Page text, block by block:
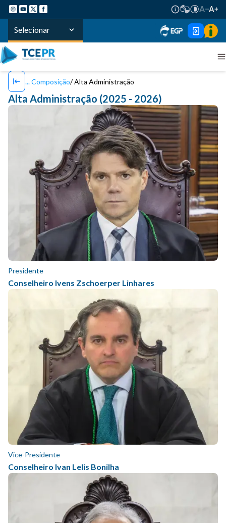
Selecionar
Composição Alta Administração
Alta Administração (2025 - 2026)
Conselheiro Ivens Zschoerper Linhares
Presidente
Conselheiro Ivan Lelis Bonilha
Vice-Presidente